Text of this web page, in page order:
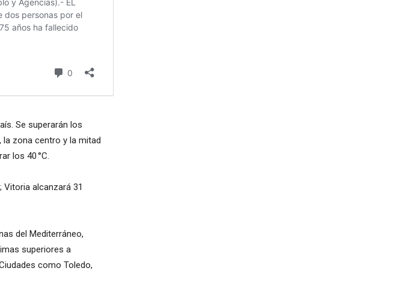
Se superarán los
la zona centro y la mitad
los 40 °C.
Vitoria alcanzará 31
del Mediterráneo,
superiores a
como Toledo,